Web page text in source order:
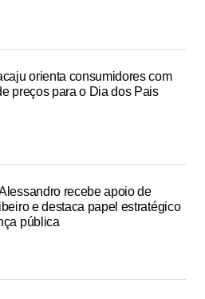
orienta consumidores com
preços para o Dia dos Pais
recebe apoio de
e destaca papel estratégico
pública